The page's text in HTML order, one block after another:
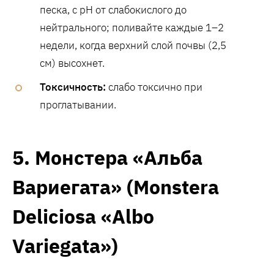
песка, с pH от слабокислого до
нейтрального; поливайте каждые 1–2
недели, когда верхний слой почвы (2,5
см) высохнет.
Токсичность: слабо токсично при
проглатывании.
5. Монстера «Альба
Вариегата» (Monstera
Deliciosa «Albo
Variegata»)